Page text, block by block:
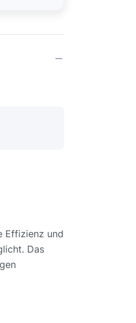
Effizienz und
Das